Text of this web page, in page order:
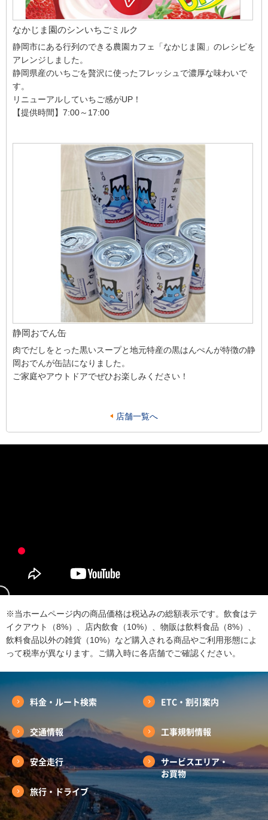
なかじま園のシンいちごミルク
静岡市にある行列のできる農園カフェ「なかじま園」のレシピを
アレンジしました。
静岡県産のいちごを贅沢に使ったフレッシュで濃厚な味わいで
す。
リニューアルしていちご感がUP！
【提供時間】7:00～17:00
静岡おでん缶
肉でだしをとった黒いスープと地元特産の黒はんぺんが特徴の静
岡おでんが缶詰になりました。
ご家庭やアウトドアでぜひお楽しみください！
店舗一覧へ
※当ホームページ内の商品価格は税込みの総額表示です。飲食はテ
イクアウト（8%）、店内飲食（10%）、物販は飲料食品（8%）、
飲料食品以外の雑貨（10%）など購入される商品やご利用形態によ
って税率が異なります。ご購入時に各店舗でご確認ください。
料金・ルート検索 ETC・割引案内
交通情報 工事規制情報
安全走行
サービスエリア・
お買物
旅行・ドライブ